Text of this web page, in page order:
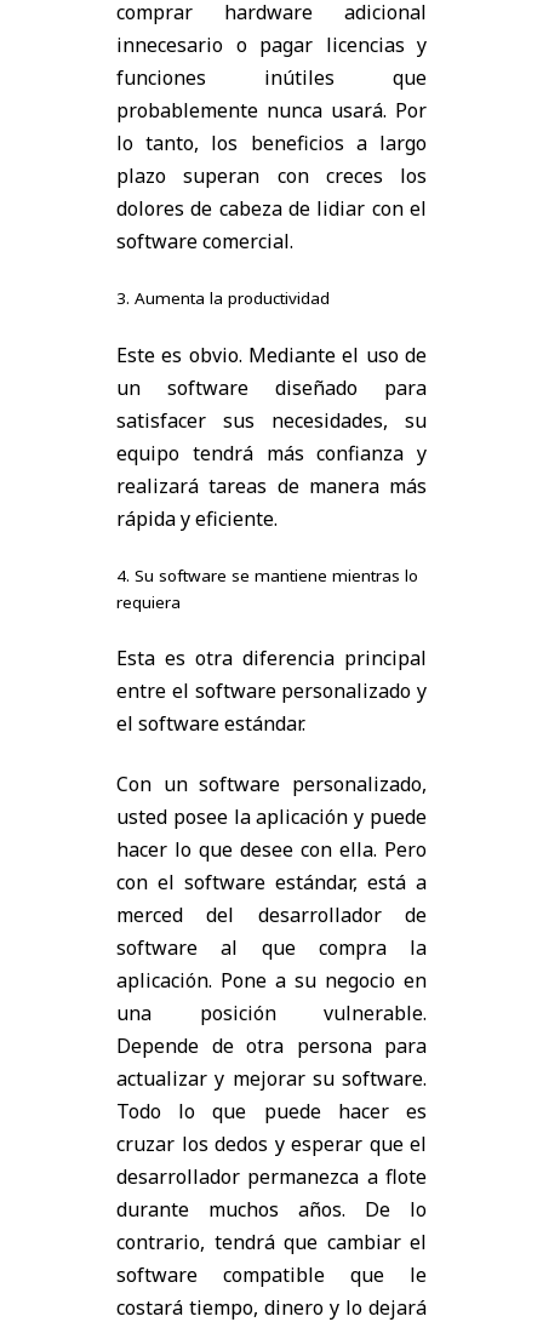
comprar hardware adicional
innecesario o pagar licencias y
funciones inútiles que
probablemente nunca usará. Por
lo tanto, los beneficios a largo
plazo superan con creces los
dolores de cabeza de lidiar con el
software comercial.
3. Aumenta la productividad
Este es obvio. Mediante el uso de
un software diseñado para
satisfacer sus necesidades, su
equipo tendrá más confianza y
realizará tareas de manera más
rápida y eficiente.
4. Su software se mantiene mientras lo
requiera
Esta es otra diferencia principal
entre el software personalizado y
el software estándar.
Con un software personalizado,
usted posee la aplicación y puede
hacer lo que desee con ella. Pero
con el software estándar, está a
merced del desarrollador de
software al que compra la
aplicación. Pone a su negocio en
una posición vulnerable.
Depende de otra persona para
actualizar y mejorar su software.
Todo lo que puede hacer es
cruzar los dedos y esperar que el
desarrollador permanezca a flote
durante muchos años. De lo
contrario, tendrá que cambiar el
software compatible que le
costará tiempo, dinero y lo dejará